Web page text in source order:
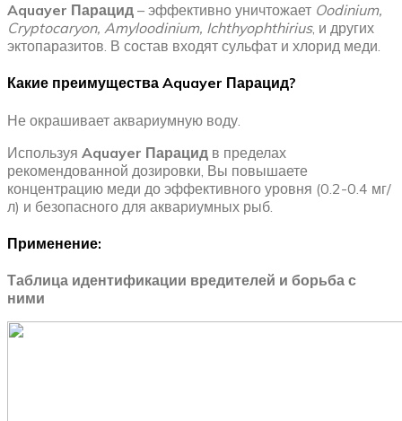
Aquayer Парацид – эффективно уничтожает Oodinium,
Cryptocaryon, Amyloodinium, Ichthyophthirius, и других
эктопаразитов. В состав входят сульфат и хлорид меди.
Какие преимущества Aquayer Парацид?
Не окрашивает аквариумную воду.
Используя Aquayer Парацид в пределах
рекомендованной дозировки, Вы повышаете
концентрацию меди до эффективного уровня (0.2-0.4 мг/
л) и безопасного для аквариумных рыб.
Применение:
Таблица идентификации вредителей и борьба с
ними